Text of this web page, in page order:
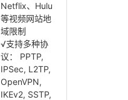
Netflix、Hulu
等视频网站地
域限制
√支持多种协
议： PPTP,
IPSec, L2TP,
OpenVPN,
IKEv2, SSTP,